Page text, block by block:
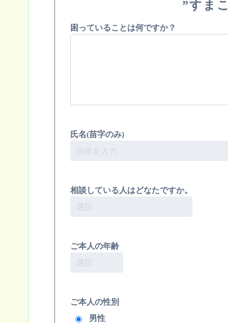
”すま
困っていることは何ですか？
氏名(苗字のみ)
相談している人はどなたですか。
ご本人の年齢
ご本人の性別
男性